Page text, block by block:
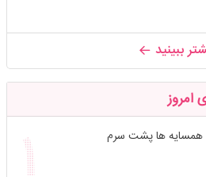
ببینید
امروز
همسایه ها پشت سرم